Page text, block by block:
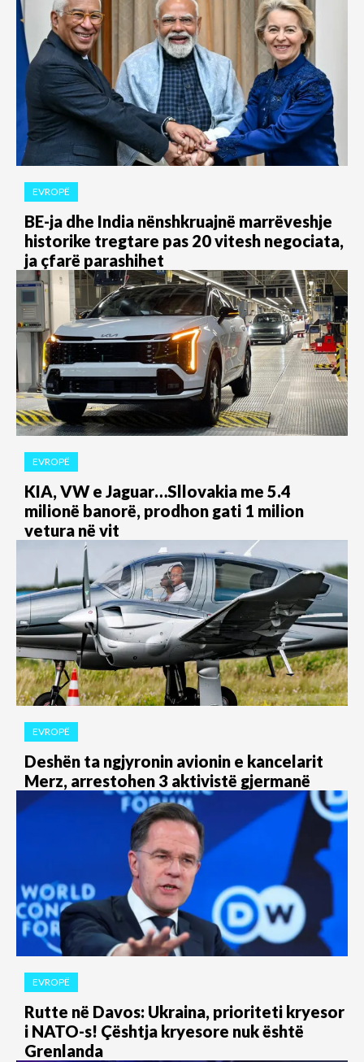
EVROPË
BE-ja dhe India nënshkruajnë marrëveshje
historike tregtare pas 20 vitesh negociata,
ja çfarë parashihet
EVROPË
KIA, VW e Jaguar…Sllovakia me 5.4
milionë banorë, prodhon gati 1 milion
vetura në vit
EVROPË
Deshën ta ngjyronin avionin e kancelarit
Merz, arrestohen 3 aktivistë gjermanë
EVROPË
Rutte në Davos: Ukraina, prioriteti kryesor
i NATO-s! Çështja kryesore nuk është
Grenlanda